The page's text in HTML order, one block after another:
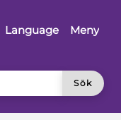
Language
Meny
Sök